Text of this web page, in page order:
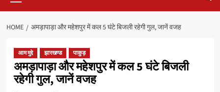
HOME अमड़ापाड़ा और महेशपुर में कल 5 घंटे बिजली रहेगी गुल, जानें वजह
आम मुद्दे झारखण्ड पाकुड़
अमड़ापाड़ा और महेशपुर में कल 5 घंटे बिजली
रहेगी गुल, जानें वजह